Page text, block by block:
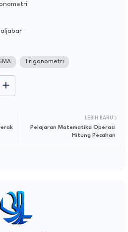
Trigonometri
LEBIH BARU
Pelajaran Matematika Operasi
Hitung Pecahan